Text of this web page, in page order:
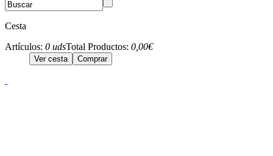
Cesta
Artículos: 0 udsTotal Productos: 0,00€